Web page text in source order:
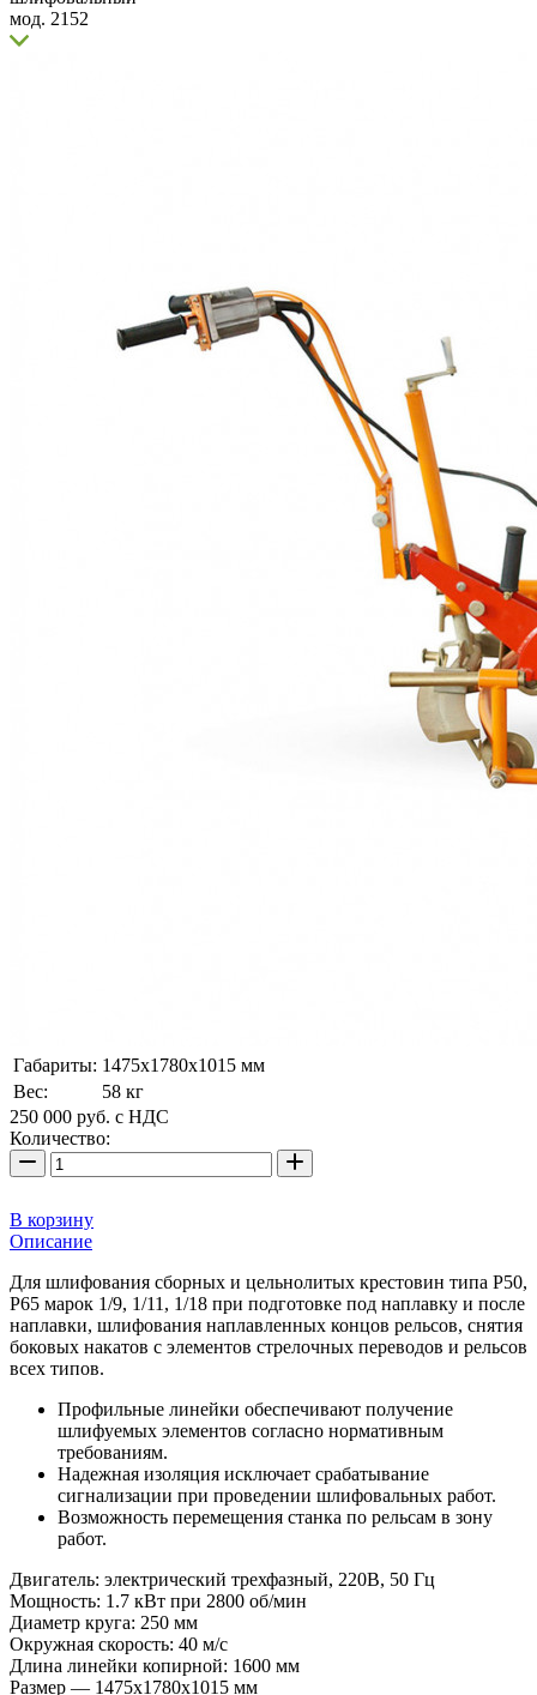
Габариты: 1475х1780х1015 мм
Вес:
58 кг
250 000 руб. с НДС
Количество:
В корзину
Описание
Для шлифования сборных и цельнолитых крестовин типа Р50,
Р65 марок 1/9, 1/11, 1/18 при подготовке под наплавку и после
наплавки, шлифования наплавленных концов рельсов, снятия
боковых накатов с элементов стрелочных переводов и рельсов
всех типов.
Профильные линейки обеспечивают получение
шлифуемых элементов согласно нормативным
требованиям.
Надежная изоляция исключает срабатывание
сигнализации при проведении шлифовальных работ.
Возможность перемещения станка по рельсам в зону
работ.
Двигатель: электрический трехфазный, 220В, 50 Гц
Мощность: 1.7 кВт при 2800 об/мин
Диаметр круга: 250 мм
Окружная скорость: 40 м/с
Длина линейки копирной: 1600 мм
Размер — 1475х1780х1015 мм